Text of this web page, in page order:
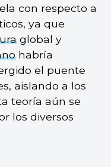
con respecto a
ya que
global y
habría
el puente
aislando a los
teoría aún se
los diversos